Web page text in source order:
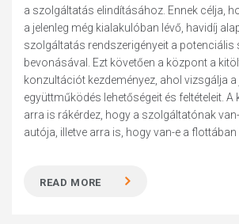
a szolgáltatás elindításához. Ennek célja,
a jelenleg még kialakulóban lévő, havidíj
szolgáltatás rendszerigényeit a
bevonásával. Ezt követően a központ a
konzultációt kezdeményez, ahol vizsgálja a
együttműködés lehetőségeit és feltételeit. A
arra is rákérdez, hogy a szolgáltatónak
autója, illetve arra is, hogy van-e a flottában
READ MORE